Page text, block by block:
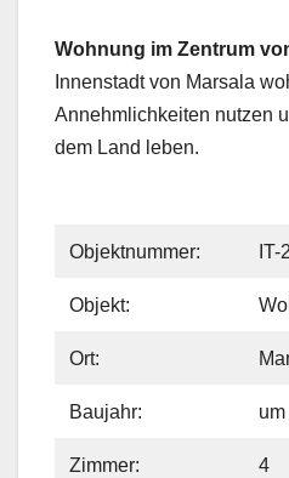
Wohnung im Zentrum
Innenstadt von Marsala
Annehmlichkeiten nutzen
dem Land leben.
Objektnummer:
Objekt:
Ort:
Baujahr:
Zimmer: 4